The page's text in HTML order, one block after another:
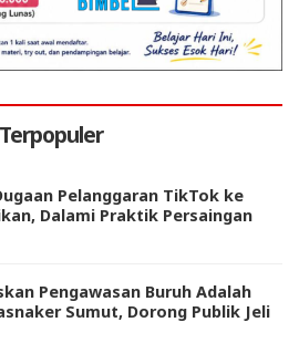
Terpopuler
Pelanggaran TikTok ke
Dalami Praktik Persaingan
Pengawasan Buruh Adalah
Sumut, Dorong Publik Jeli